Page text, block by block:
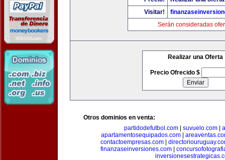
Visitar!
Serán consideradas
Realizar una Oferta
Precio Ofrecido $
Otros dominios en venta:
partidodefutbol.com| suvuelo.com|
apartamentosequipados.com|
contactoempresas.com
finanzaseinversiones.com